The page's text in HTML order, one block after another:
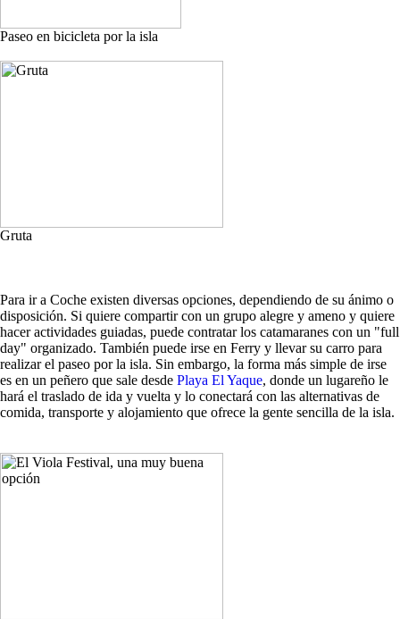
Paseo en bicicleta por la isla
Gruta
Para ir a Coche existen diversas opciones, dependiendo de su ánimo o
disposición. Si quiere compartir con un grupo alegre y ameno y quiere
hacer actividades guiadas, puede contratar los catamaranes con un "full
day" organizado. También puede irse en Ferry y llevar su carro para
realizar el paseo por la isla. Sin embargo, la forma más simple de irse
es en un peñero que sale desde Playa El Yaque, donde un lugareño le
hará el traslado de ida y vuelta y lo conectará con las alternativas de
comida, transporte y alojamiento que ofrece la gente sencilla de la isla.